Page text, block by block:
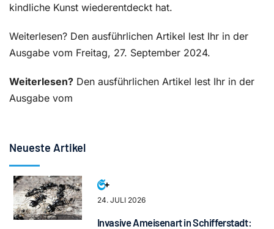
kindliche Kunst wiederentdeckt hat.
Weiterlesen? Den ausführlichen Artikel lest Ihr in der
Ausgabe vom Freitag, 27. September 2024.
Weiterlesen? Den ausführlichen Artikel lest Ihr in der
Ausgabe vom
Neueste Artikel
24. JULI 2026
Invasive Ameisenart in Schifferstadt: